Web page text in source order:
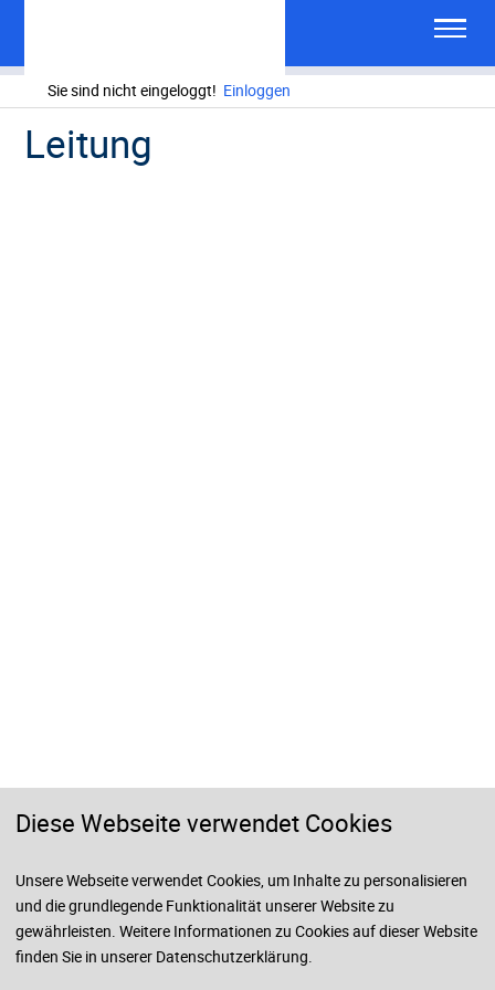
Sie sind nicht eingeloggt! Einloggen
Leitung
© 2026 VWA und BA Lüneburg
Impressum Rechtshinweis
Diese Webseite verwendet Cookies
Unsere Webseite verwendet Cookies, um Inhalte zu personalisieren
und die grundlegende Funktionalität unserer Website zu
gewährleisten. Weitere Informationen zu Cookies auf dieser Website
finden Sie in unserer Datenschutzerklärung.